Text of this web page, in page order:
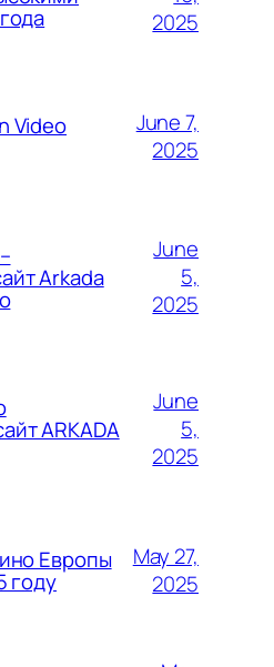
2025
Video
June 7,
2025
Arkada
June
5,
2025
ARKADA
June
5,
2025
Европы
году
May 27,
2025